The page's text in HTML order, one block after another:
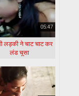
05:47
लड़की ने चाट चाट कर
लंड चूसा